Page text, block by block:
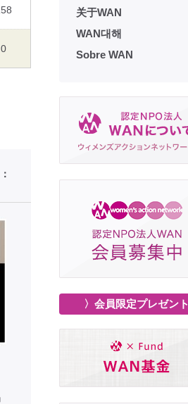
0
关于WAN
WAN대해
Sobre WAN
〉会員限定プレゼント